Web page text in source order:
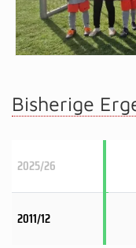
Bisherige
2025/26
2011/12